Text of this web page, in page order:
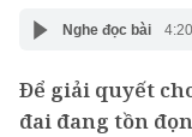
Nghe đọc bài 4:20
Để giải quyết
đai đang tồn